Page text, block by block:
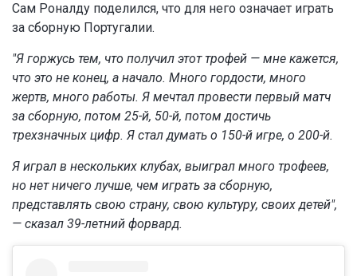
Сам Роналду поделился, что для него означает играть
за сборную Португалии.
"Я горжусь тем, что получил этот трофей — мне кажется,
что это не конец, а начало. Много гордости, много
жертв, много работы. Я мечтал провести первый матч
за сборную, потом 25-й, 50-й, потом достичь
трехзначных цифр. Я стал думать о 150-й игре, о 200-й.
Я играл в нескольких клубах, выиграл много трофеев,
но нет ничего лучше, чем играть за сборную,
представлять свою страну, свою культуру, своих детей",
— сказал 39-летний форвард.